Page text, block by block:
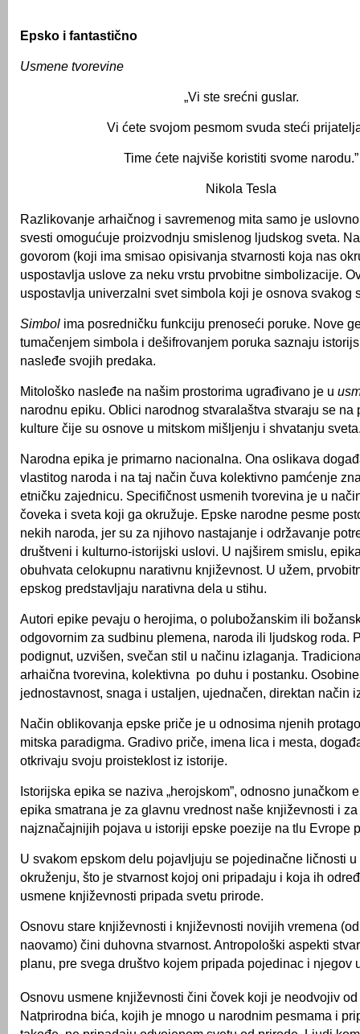
Epsko i fantastično
Usmene tvorevine
„Vi ste srećni guslar.
Vi ćete svojom pesmom svuda steći
Time ćete najviše koristiti svome narodu.”
Nikola Tesla
Razlikovanje arhaičnog i savremenog mita samo je
svesti omogućuje proizvodnju smislenog ljudskog sveta.
govorom (koji ima smisao opisivanja stvarnosti koja nas
uspostavlja uslove za neku vrstu prvobitne simbolizacije.
uspostavlja univerzalni svet simbola koji je osnova svakog
Simbol ima posredničku funkciju prenoseći poruke. Nove
tumačenjem simbola i dešifrovanjem poruka saznaju
nasleđe svojih predaka.
Mitološko nasleđe na našim prostorima ugrađivano je u
narodnu epiku. Oblici narodnog stvaralaštva stvaraju se na
kulture čije su osnove u mitskom mišljenju i shvatanju
Narodna epika je primarno nacionalna. Ona oslikava
vlastitog naroda i na taj način čuva kolektivno pamćenje
etničku zajednicu. Specifičnost usmenih tvorevina je u
čoveka i sveta koji ga okružuje. Epske narodne pesme
nekih naroda, jer su za njihovo nastajanje i održavanje
društveni i kulturno-istorijski uslovi. U najširem smislu,
obuhvata celokupnu narativnu književnost. U užem,
epskog predstavljaju narativna dela u stihu.
Autori epike pevaju o herojima, o polubožanskim ili
odgovornim za sudbinu plemena, naroda ili ljudskog roda.
podignut, uzvišen, svečan stil u načinu izlaganja.
arhaična tvorevina, kolektivna po duhu i postanku.
jednostavnost, snaga i ustaljen, ujednačen, direktan način
Način oblikovanja epske priče je u odnosima njenih
mitska paradigma. Gradivo priče, imena lica i mesta,
otkrivaju svoju proisteklost iz istorije.
Istorijska epika se naziva „herojskom”, odnosno junačkom
epika smatrana je za glavnu vrednost naše književnosti i
najznačajnijih pojava u istoriji epske poezije na tlu Evrope
U svakom epskom delu pojavljuju se pojedinačne ličnosti u
okruženju, što je stvarnost kojoj oni pripadaju i koja ih
usmene književnosti pripada svetu prirode.
Osnovu stare književnosti i književnosti novijih vremena
naovamo) čini duhovna stvarnost. Antropološki aspekti
planu, pre svega društvo kojem pripada pojedinac i njegov
Osnovu usmene književnosti čini čovek koji je neodvojiv
Natprirodna bića, kojih je mnogo u narodnim pesmama i